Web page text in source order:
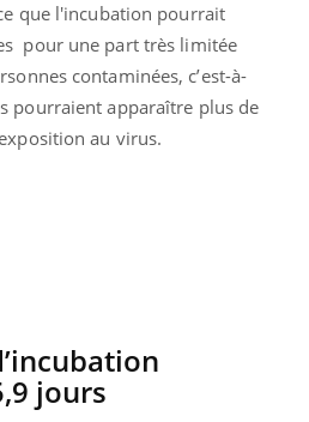
que l'incubation pourrait
pour une part très limitée
contaminées, c’est-à-
pourraient apparaître plus de
au virus.
jours